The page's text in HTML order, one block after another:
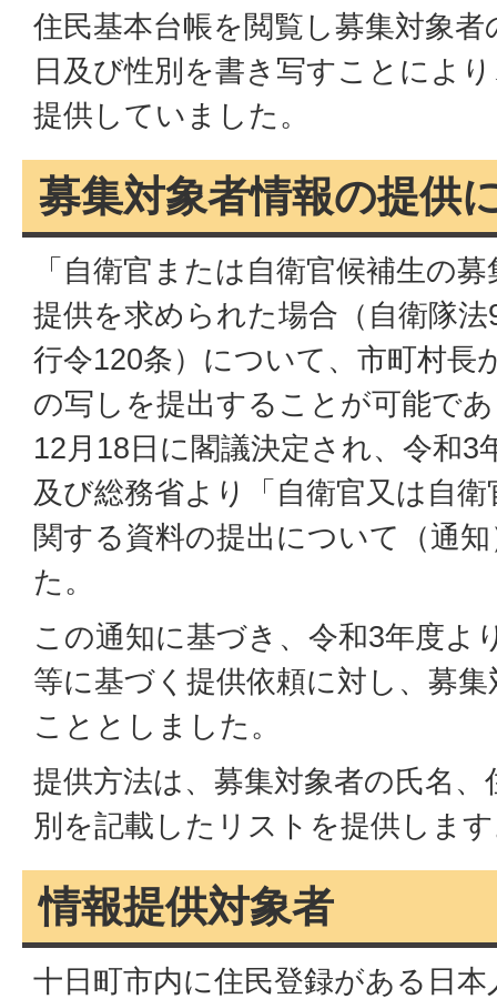
住民基本台帳を閲覧し募集対象
日及び性別を書き写すことによ
提供していました。
募集対象者情報の提供
「自衛官または自衛官候補生の
提供を求められた場合（自衛隊
行令120条）について、市町村長
の写しを提出することが可能で
12月18日に閣議決定され、令和3
及び総務省より「自衛官又は自
関する資料の提出について（通
た。
この通知に基づき、令和3年度よ
等に基づく提供依頼に対し、募
こととしました。
提供方法は、募集対象者の氏名
別を記載したリストを提供しま
情報提供対象者
十日町市内に住民登録がある日